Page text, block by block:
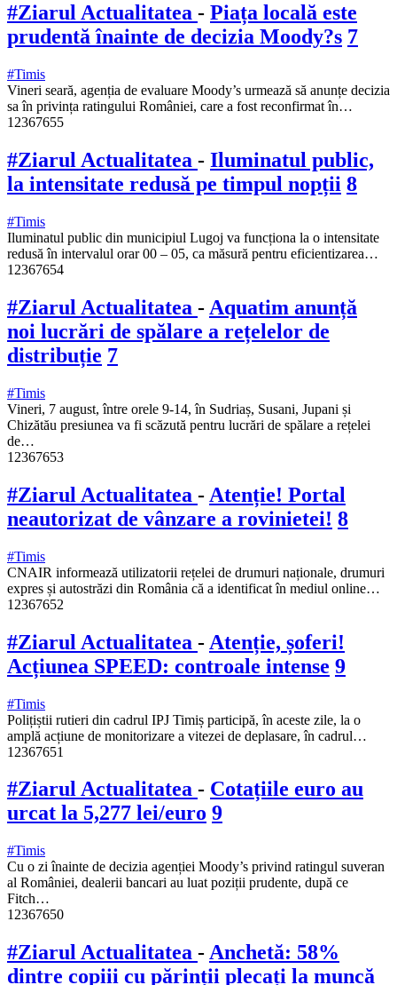
#Ziarul Actualitatea - Piața locală este
prudentă înainte de decizia Moody?s 7
#Timis
Vineri seară, agenția de evaluare Moody’s urmează să anunțe decizia
sa în privința ratingului României, care a fost reconfirmat în…
12367655
#Ziarul Actualitatea - Iluminatul public,
la intensitate redusă pe timpul nopții 8
#Timis
Iluminatul public din municipiul Lugoj va funcționa la o intensitate
redusă în intervalul orar 00 – 05, ca măsură pentru eficientizarea…
12367654
#Ziarul Actualitatea - Aquatim anunță
noi lucrări de spălare a rețelelor de
distribuție 7
#Timis
Vineri, 7 august, între orele 9-14, în Sudriaș, Susani, Jupani și
Chizătău presiunea va fi scăzută pentru lucrări de spălare a rețelei
de…
12367653
#Ziarul Actualitatea - Atenție! Portal
neautorizat de vânzare a rovinietei! 8
#Timis
CNAIR informează utilizatorii rețelei de drumuri naționale, drumuri
expres și autostrăzi din România că a identificat în mediul online…
12367652
#Ziarul Actualitatea - Atenție, șoferi!
Acțiunea SPEED: controale intense 9
#Timis
Polițiștii rutieri din cadrul IPJ Timiș participă, în aceste zile, la o
amplă acțiune de monitorizare a vitezei de deplasare, în cadrul…
12367651
#Ziarul Actualitatea - Cotațiile euro au
urcat la 5,277 lei/euro 9
#Timis
Cu o zi înainte de decizia agenției Moody’s privind ratingul suveran
al României, dealerii bancari au luat poziții prudente, după ce
Fitch…
12367650
#Ziarul Actualitatea -Anchetă: 58%
dintre copiii cu părinții plecați la muncă